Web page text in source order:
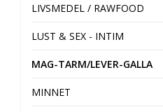
LIVSMEDEL / RAWFOOD
LUST & SEX - INTIM
MAG-TARM/LEVER-GALLA
MINNET